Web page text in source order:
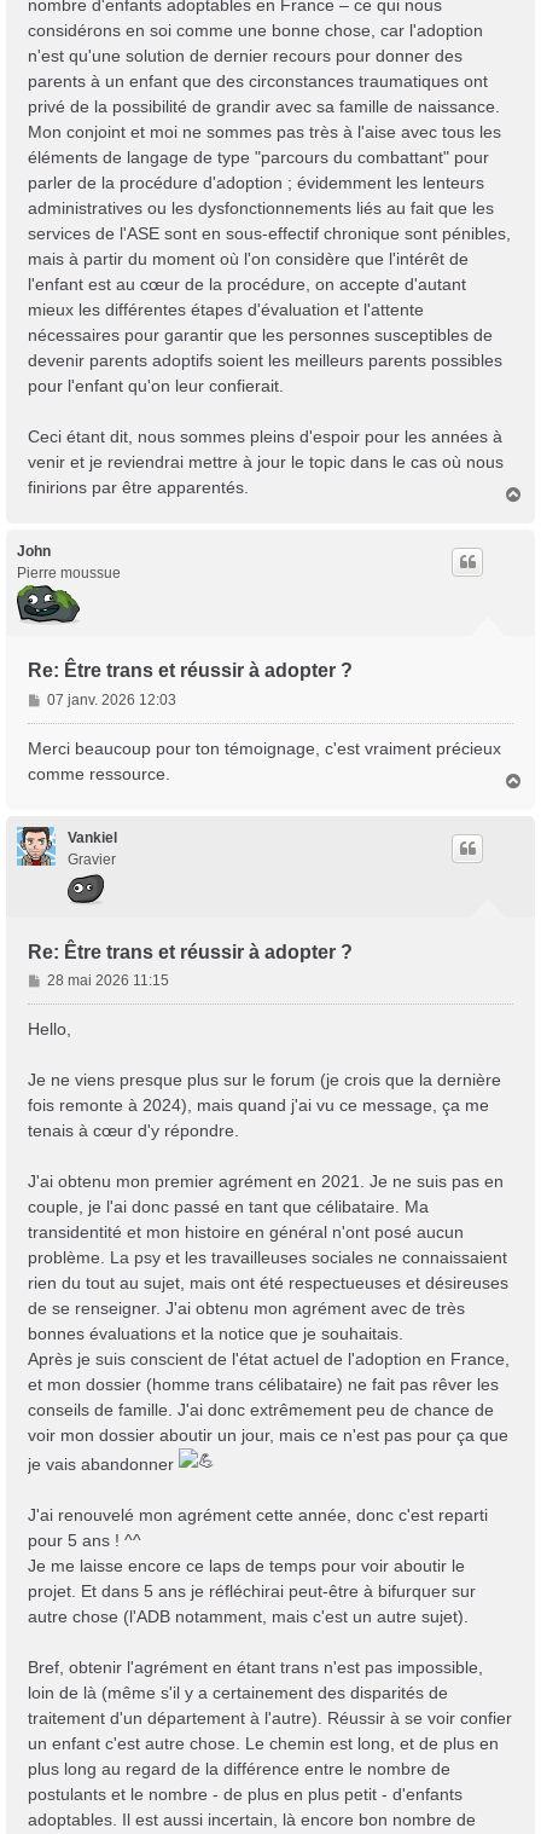
nombre d'enfants adoptables en France – ce qui nous
considérons en soi comme une bonne chose, car l'adoption
n'est qu'une solution de dernier recours pour donner des
parents à un enfant que des circonstances traumatiques ont
privé de la possibilité de grandir avec sa famille de naissance.
Mon conjoint et moi ne sommes pas très à l'aise avec tous les
éléments de langage de type "parcours du combattant" pour
parler de la procédure d'adoption ; évidemment les lenteurs
administratives ou les dysfonctionnements liés au fait que les
services de l'ASE sont en sous-effectif chronique sont pénibles,
mais à partir du moment où l'on considère que l'intérêt de
l'enfant est au cœur de la procédure, on accepte d'autant
mieux les différentes étapes d'évaluation et l'attente
nécessaires pour garantir que les personnes susceptibles de
devenir parents adoptifs soient les meilleurs parents possibles
pour l'enfant qu'on leur confierait.
Ceci étant dit, nous sommes pleins d'espoir pour les années à
venir et je reviendrai mettre à jour le topic dans le cas où nous
finirions par être apparentés.
John
Pierre moussue
Re: Être trans et réussir à adopter ?
M
e
a
e
07 janv. 2026 12:03
Merci beaucoup pour ton témoignage, c'est vraiment précieux
comme ressource.
Vankiel
Gravier
Re: Être trans et réussir à adopter ?
M
e
s
g
e
28 mai 2026 11:15
Hello,
Je ne viens presque plus sur le forum (je crois que la dernière
fois remonte à 2024), mais quand j'ai vu ce message, ça me
tenais à cœur d'y répondre.
J'ai obtenu mon premier agrément en 2021. Je ne suis pas en
couple, je l'ai donc passé en tant que célibataire. Ma
transidentité et mon histoire en général n'ont posé aucun
problème. La psy et les travailleuses sociales ne connaissaient
rien du tout au sujet, mais ont été respectueuses et désireuses
de se renseigner. J'ai obtenu mon agrément avec de très
bonnes évaluations et la notice que je souhaitais.
Après je suis conscient de l'état actuel de l'adoption en France,
et mon dossier (homme trans célibataire) ne fait pas rêver les
conseils de famille. J'ai donc extrêmement peu de chance de
voir mon dossier aboutir un jour, mais ce n'est pas pour ça que
je vais abandonner
J'ai renouvelé mon agrément cette année, donc c'est reparti
pour 5 ans ! ^^
Je me laisse encore ce laps de temps pour voir aboutir le
projet. Et dans 5 ans je réfléchirai peut-être à bifurquer sur
autre chose (l'ADB notamment, mais c'est un autre sujet).
Bref, obtenir l'agrément en étant trans n'est pas impossible,
loin de là (même s'il y a certainement des disparités de
traitement d'un département à l'autre). Réussir à se voir confier
un enfant c'est autre chose. Le chemin est long, et de plus en
plus long au regard de la différence entre le nombre de
postulants et le nombre - de plus en plus petit - d'enfants
adoptables. Il est aussi incertain, là encore bon nombre de